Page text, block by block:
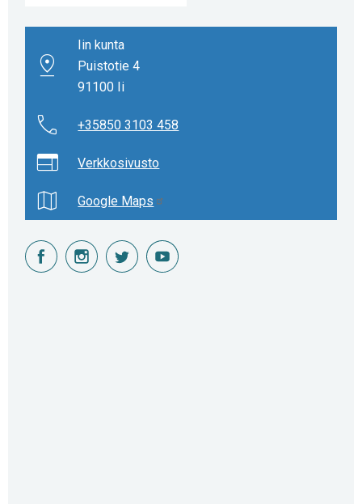
Iin kunta
Puistotie 4
91100 Ii
+35850 3103 458
Verkkosivusto
Google Maps